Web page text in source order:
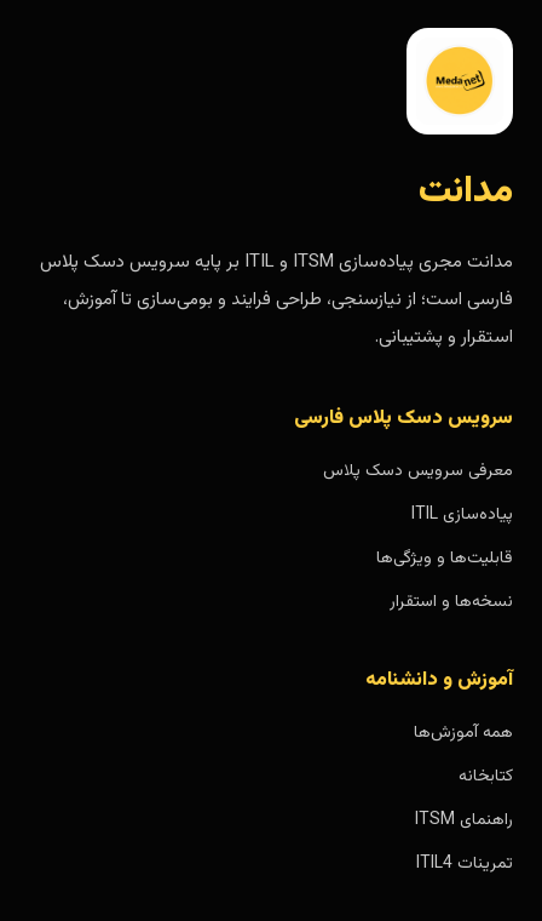
مدانت
مدانت مجری پیاده‌سازی ITSM و ITIL بر پایه سرویس دسک پلاس
فارسی است؛ از نیازسنجی، طراحی فرایند و بومی‌سازی تا آموزش،
استقرار و پشتیبانی.
سرویس دسک پلاس فارسی
معرفی سرویس دسک پلاس
پیاده‌سازی ITIL
قابلیت‌ها و ویژگی‌ها
نسخه‌ها و استقرار
آموزش و دانشنامه
همه آموزش‌ها
کتابخانه
راهنمای ITSM
تمرینات ITIL4